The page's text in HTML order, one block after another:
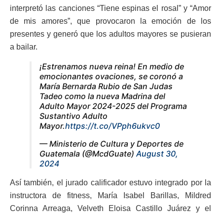
interpretó las canciones “Tiene espinas el rosal” y “Amor
de mis amores”, que provocaron la emoción de los
presentes y generó que los adultos mayores se pusieran
a bailar.
¡Estrenamos nueva reina! En medio de
emocionantes ovaciones, se coronó a
María Bernarda Rubio de San Judas
Tadeo como la nueva Madrina del
Adulto Mayor 2024-2025 del Programa
Sustantivo Adulto
Mayor.https://t.co/VPph6ukvc0
— Ministerio de Cultura y Deportes de
Guatemala (@McdGuate) August 30,
2024
Así también, el jurado calificador estuvo integrado por la
instructora de fitness, María Isabel Barillas, Mildred
Corinna Arreaga, Velveth Eloisa Castillo Juárez y el